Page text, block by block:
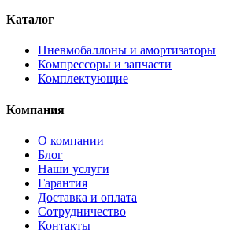
Каталог
Пневмобаллоны и амортизаторы
Компрессоры и запчасти
Комплектующие
Компания
О компании
Блог
Наши услуги
Гарантия
Доставка и оплата
Сотрудничество
Контакты